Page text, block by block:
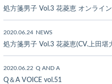
処方箋男子 Vol.3 花菱恵 オンライ
2020.06.24 NEWS
処方箋男子 Vol.3 花菱恵(CV.上田堪
2020.06.22 Q AND A
Q＆A VOICE vol.51